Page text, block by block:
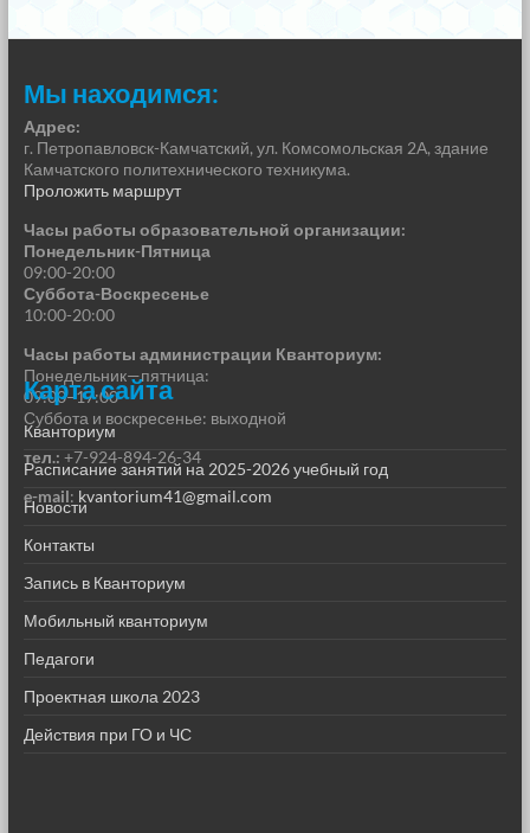
Мы находимся:
Адрес:
г. Петропавловск-Камчатский, ул. Комсомольская 2А, здание
Камчатского политехнического техникума.
Проложить маршрут
Часы работы образовательной организации:
Понедельник-Пятница
09:00-20:00
Суббота-Воскресенье
10:00-20:00
Часы работы администрации Кванториум:
Понедельник—пятница:
09:00–17:00
Суббота и воскресенье: выходной
тел.: +7-924-894-26-34
e-mail: kvantorium41@gmail.com
Карта сайта
Кванториум
Расписание занятий на 2025-2026 учебный год
Новости
Контакты
Запись в Кванториум
Мобильный кванториум
Педагоги
Проектная школа 2023
Действия при ГО и ЧС